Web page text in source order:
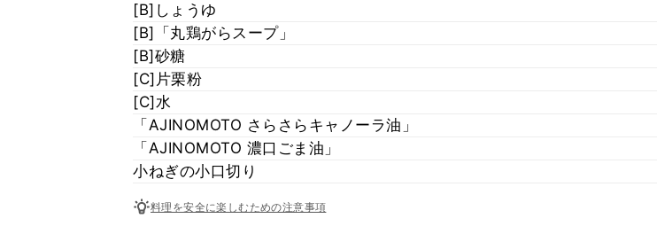
[B]しょうゆ
[B]「丸鶏がらスープ」
[B]砂糖
[C]片栗粉
[C]水
「AJINOMOTO さらさらキャノーラ油」
「AJINOMOTO 濃口ごま油」
小ねぎの小口切り
料理を安全に楽しむための注意事項